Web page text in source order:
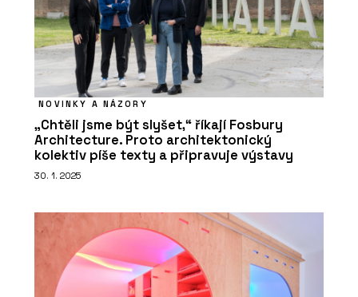
NOVINKY A NÁZORY
„Chtěli jsme být slyšet,“ říkají Fosbury
Architecture. Proto architektonický
kolektiv píše texty a připravuje výstavy
30. 1. 2025